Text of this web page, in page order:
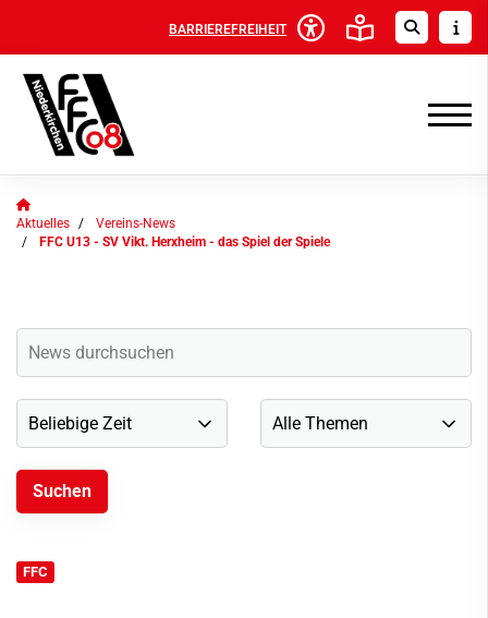
BARRIEREFREIHEIT
Aktuelles
Vereins-News
FFC U13 - SV Vikt. Herxheim - das Spiel der Spiele
FFC